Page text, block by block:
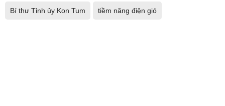
Bí thư Tỉnh ủy Kon Tum tiềm năng điện gió